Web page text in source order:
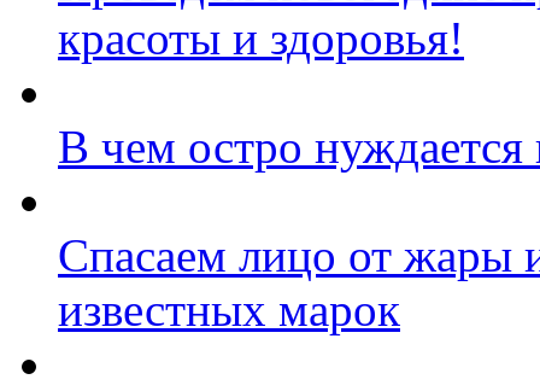
красоты и здоровья!
В чем остро
Спасаем лицо от жары
известных марок